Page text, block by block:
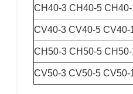
CH40-3 CH40-5
CV40-3 CV40-5
CH50-3 CH50-5
CV50-3 CV50-5